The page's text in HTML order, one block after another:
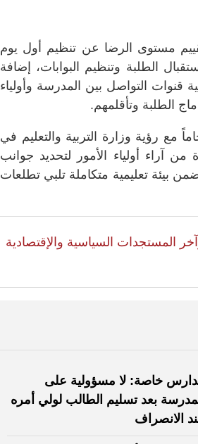
مستوى الرضا عن تنظيم أول يوم
الطلبة وتنظيم البوابات، إضافة
قنوات التواصل بين المدرسة وأولياء
الطلبة وتأقلمهم.
مع رؤية وزارة التربية والتعليم في
من آراء أولياء الأمور لتحديد جوانب
بيئة تعليمية متكاملة تلبي تطلعات
المستجدات السياسية والإقتصادية
خاصة: لا مسؤولية على
بعد تسليم الطالب لولي أمره
الانصراف